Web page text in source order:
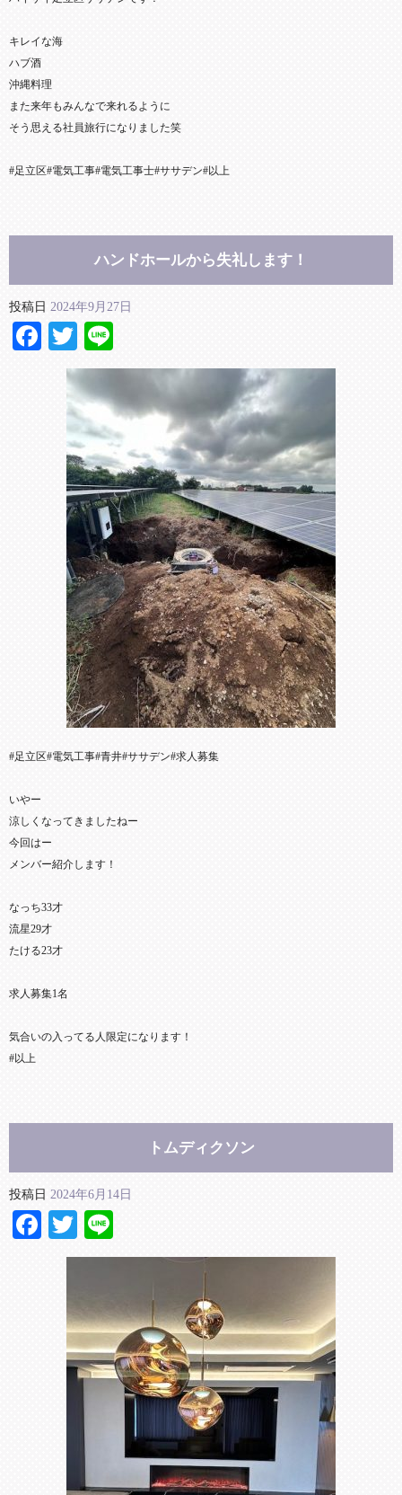
キレイな海
ハブ酒
沖縄料理
また来年もみんなで来れるように
そう思える社員旅行になりました笑
#足立区#電気工事#電気工事士#ササデン#以上
ハンドホールから失礼します！
投稿日 2024年9月27日
Facebook
Twitter
#足立区#電気工事#青井#ササデン#求人募集
いやー
涼しくなってきましたねー
今回はー
メンバー紹介します！
なっち33才
流星29才
たける23才
求人募集1名
気合いの入ってる人限定になります！
#以上
トムディクソン
投稿日 2024年6月14日
Facebook
Twitter